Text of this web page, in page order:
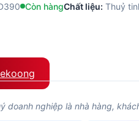
Còn hàngChất liệu: Thuỷ
doanh nghiệp là nhà hàng,